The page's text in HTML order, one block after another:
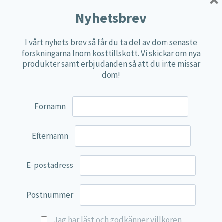
Valp (6-12 mån.) ½ tablett.
Medelstor/Stor hund (10 kg+) 2 tabletter.
För bästa resultat bör tabletterna tillsättas hela eller
blandas i fuktig mat och sedan blandas väl.
1 tablett innehåller
Mängd
Vitamin A (Acetat)
Vitamin E (dl-alfa-tokoferol)
Tiaminmononitrat
Niasin (Nikotinamide)
Vitamin B6 (pyridoxinhydroklorid)
0,25 mg
Nyhetsbrev
I vårt nyhets brev så får du ta del av dom senaste
forskningarna Inom kosttillskott. Vi skickar om nya
produkter samt erbjudanden så att du inte missar
dom!
Förnamn
Efternamn
E-postadress
Postnummer
Jag har läst och godkänner villkoren